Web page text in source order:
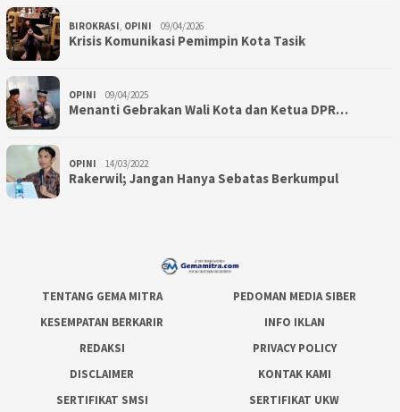
BIROKRASI, OPINI 09/04/2026
Krisis Komunikasi Pemimpin Kota Tasik
OPINI 09/04/2025
Menanti Gebrakan Wali Kota dan Ketua DPR…
OPINI 14/03/2022
Rakerwil; Jangan Hanya Sebatas Berkumpul
TENTANG GEMA MITRA
PEDOMAN MEDIA SIBER
KESEMPATAN BERKARIR
INFO IKLAN
REDAKSI
PRIVACY POLICY
DISCLAIMER
KONTAK KAMI
SERTIFIKAT SMSI
SERTIFIKAT UKW